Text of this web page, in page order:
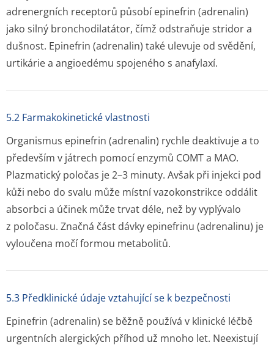
adrenergních receptorů působí epinefrin (adrenalin)
jako silný bronchodilatátor, čímž odstraňuje stridor a
dušnost. Epinefrin (adrenalin) také ulevuje od svědění,
urtikárie a angioedému spojeného s anafylaxí.
5.2 Farmakokinetické vlastnosti
Organismus epinefrin (adrenalin) rychle deaktivuje a to
především v játrech pomocí enzymů COMT a MAO.
Plazmatický poločas je 2–3 minuty. Avšak při injekci pod
kůži nebo do svalu může místní vazokonstrikce oddálit
absorbci a účinek může trvat déle, než by vyplývalo
z poločasu. Značná část dávky epinefrinu (adrenalinu) je
vyloučena močí formou metabolitů.
5.3 Předklinické údaje vztahující se k bezpečnosti
Epinefrin (adrenalin) se běžně používá v klinické léčbě
urgentních alergických příhod už mnoho let. Neexistují